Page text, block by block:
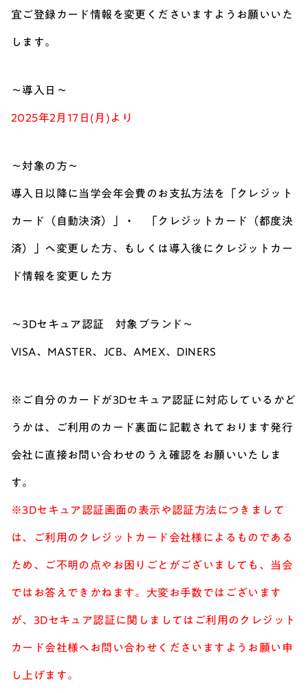
宜ご登録カード情報を変更くださいますようお願いいた
します。
～導入日～
2025年2月17日(月)より
～対象の方～
導入日以降に当学会年会費のお支払方法を「クレジット
カード（自動決済）」・ 「クレジットカード（都度決
済）」へ変更した方、もしくは導入後にクレジットカー
ド情報を変更した方
～3Dセキュア認証 対象ブランド～
VISA、MASTER、JCB、AMEX、DINERS
※ご自分のカードが3Dセキュア認証に対応しているかど
うかは、ご利用のカード裏面に記載されております発行
会社に直接お問い合わせのうえ確認をお願いいたしま
す。
※3Dセキュア認証画面の表示や認証方法につきまして
は、ご利用のクレジットカード会社様によるものである
ため、ご不明の点やお困りごとがございましても、当会
ではお答えできかねます。大変お手数ではございます
が、3Dセキュア認証に関しましてはご利用のクレジット
カード会社様へお問い合わせくださいますようお願い申
し上げます。